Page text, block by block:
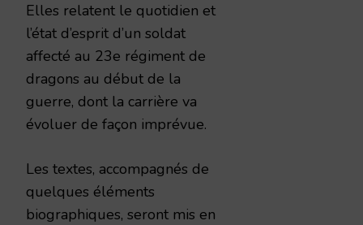
Elles relatent le quotidien et
l’état d’esprit d’un soldat
affecté au 23e régiment de
dragons au début de la
guerre, dont la carrière va
évoluer de façon imprévue.
Les textes, accompagnés de
quelques éléments
biographiques, seront mis en